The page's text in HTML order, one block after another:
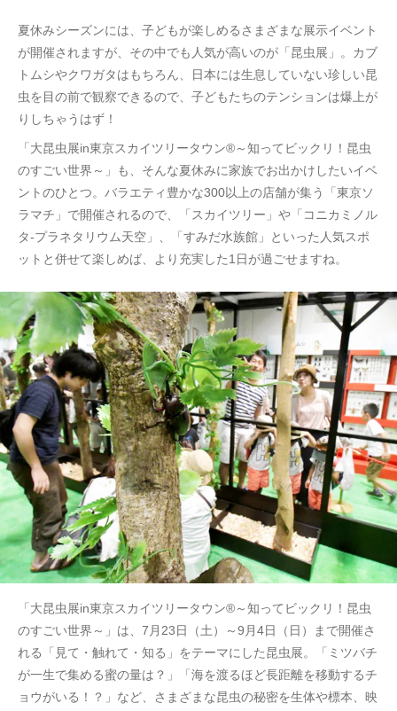
夏休みシーズンには、子どもが楽しめるさまざまな展示イベント
が開催されますが、その中でも人気が高いのが「昆虫展」。カブ
トムシやクワガタはもちろん、日本には生息していない珍しい昆
虫を目の前で観察できるので、子どもたちのテンションは爆上が
りしちゃうはず！
「大昆虫展in東京スカイツリータウン®～知ってビックリ！昆虫
のすごい世界～」も、そんな夏休みに家族でお出かけしたいイベ
ントのひとつ。バラエティ豊かな300以上の店舗が集う「東京ソ
ラマチ」で開催されるので、「スカイツリー」や「コニカミノル
タ-プラネタリウム天空」、「すみだ水族館」といった人気スポ
ットと併せて楽しめば、より充実した1日が過ごせますね。
「大昆虫展in東京スカイツリータウン®～知ってビックリ！昆虫
のすごい世界～」は、7月23日（土）～9月4日（日）まで開催さ
れる「見て・触れて・知る」をテーマにした昆虫展。「ミツバチ
が一生で集める蜜の量は？」「海を渡るほど長距離を移動するチ
ョウがいる！？」など、さまざまな昆虫の秘密を生体や標本、映